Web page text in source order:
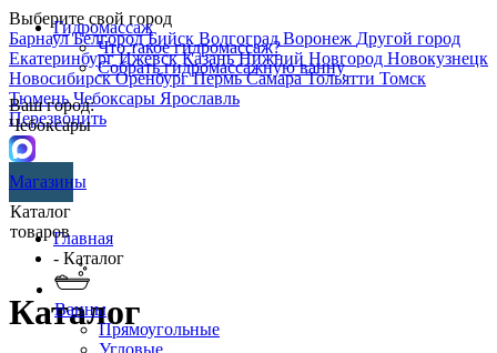
Выберите свой город
БарнаулБелгородБийск ВолгоградВоронеж Другой город
ЕкатеринбургИжевскКазаньНижний Новгород Новокузнецк
НовосибирскОренбургПермьСамараТольятти Томск
ТюменьЧебоксары Ярославль
Перезвонить
Гидромассаж
Что такое гидромассаж?
Собрать гидромассажную ванну
Ваш город:
Чебоксары
Магазины
Каталог
товаров
Ванны
Прямоугольные
Угловые
Главная
- Каталог
Каталог